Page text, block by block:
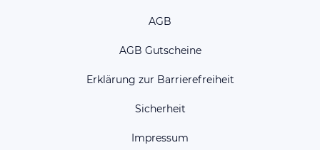
AGB
AGB Gutscheine
Erklärung zur Barrierefreiheit
Sicherheit
Impressum